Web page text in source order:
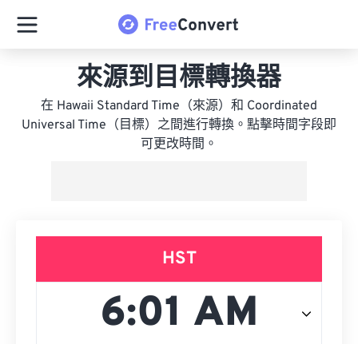
來源到目標轉換器
在 Hawaii Standard Time（來源）和 Coordinated
Universal Time（目標）之間進行轉換。點擊時間字段即
可更改時間。
HST